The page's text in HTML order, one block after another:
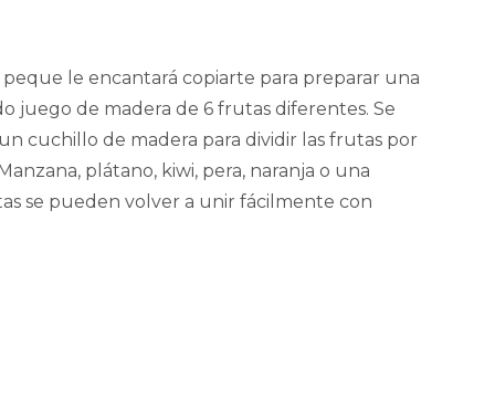
peque le encantará copiarte para preparar una
juego de madera de 6 frutas diferentes. Se
cuchillo de madera para dividir las frutas por
plátano, kiwi, pera, naranja o una
se pueden volver a unir fácilmente con